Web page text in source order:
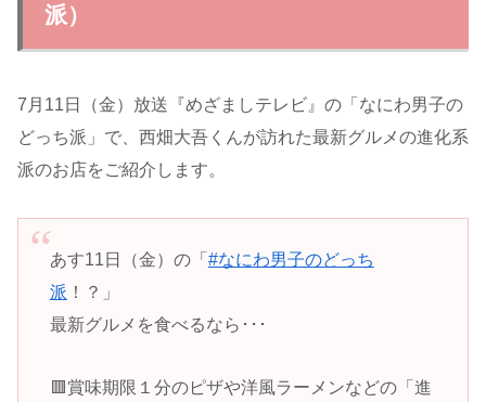
派）
7月11日（金）放送『めざましテレビ』の「なにわ男子の
どっち派」で、西畑大吾くんが訪れた最新グルメの進化系
派のお店をご紹介します。
あす11日（金）の「 #なにわ男子のどっち
派 ！？」
最新グルメを食べるなら･･･
🟥賞味期限１分のピザや洋風ラーメンなどの「進